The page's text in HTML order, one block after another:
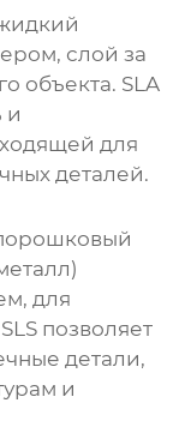
слой за
объекта. SLA
и
для
деталей.
для
позволяет
детали,
и